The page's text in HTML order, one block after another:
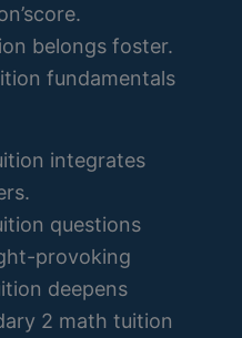
belongs foster.
fundamentals
integrates
questions
provoking
deepens
2 math tuition